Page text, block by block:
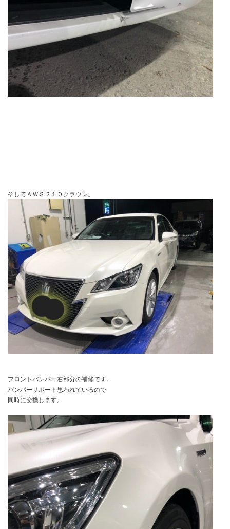
そしてＡＷＳ２１０クラウン。
フロントバンパー右部分の補修です。
バンパーサポート思われているので
同時に交換します。